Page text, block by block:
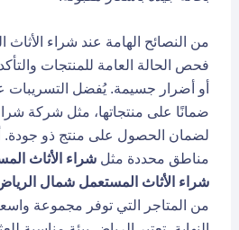
من النصائح الهامة عند شراء الأثاث
فحص الحالة العامة للمنتجات
أو أضرار جسيمة. يُفضل التسريبات
ضمانًا على منتجاتها، مثل شركة
لضمان الحصول على منتج ذو جودة.
مناطق محددة مثل شراء الأثاث
شراء الأثاث المستعمل شمال
من المتاجر التي توفر مجموعة